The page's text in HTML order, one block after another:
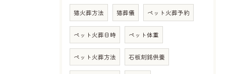
猫火葬方法 猫葬儀 ペット火葬予約
ペット火葬日時 ペット体重
ペット火葬方法 石板刻銘供養